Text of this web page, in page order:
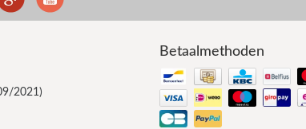
2021)
Betaalmethoden